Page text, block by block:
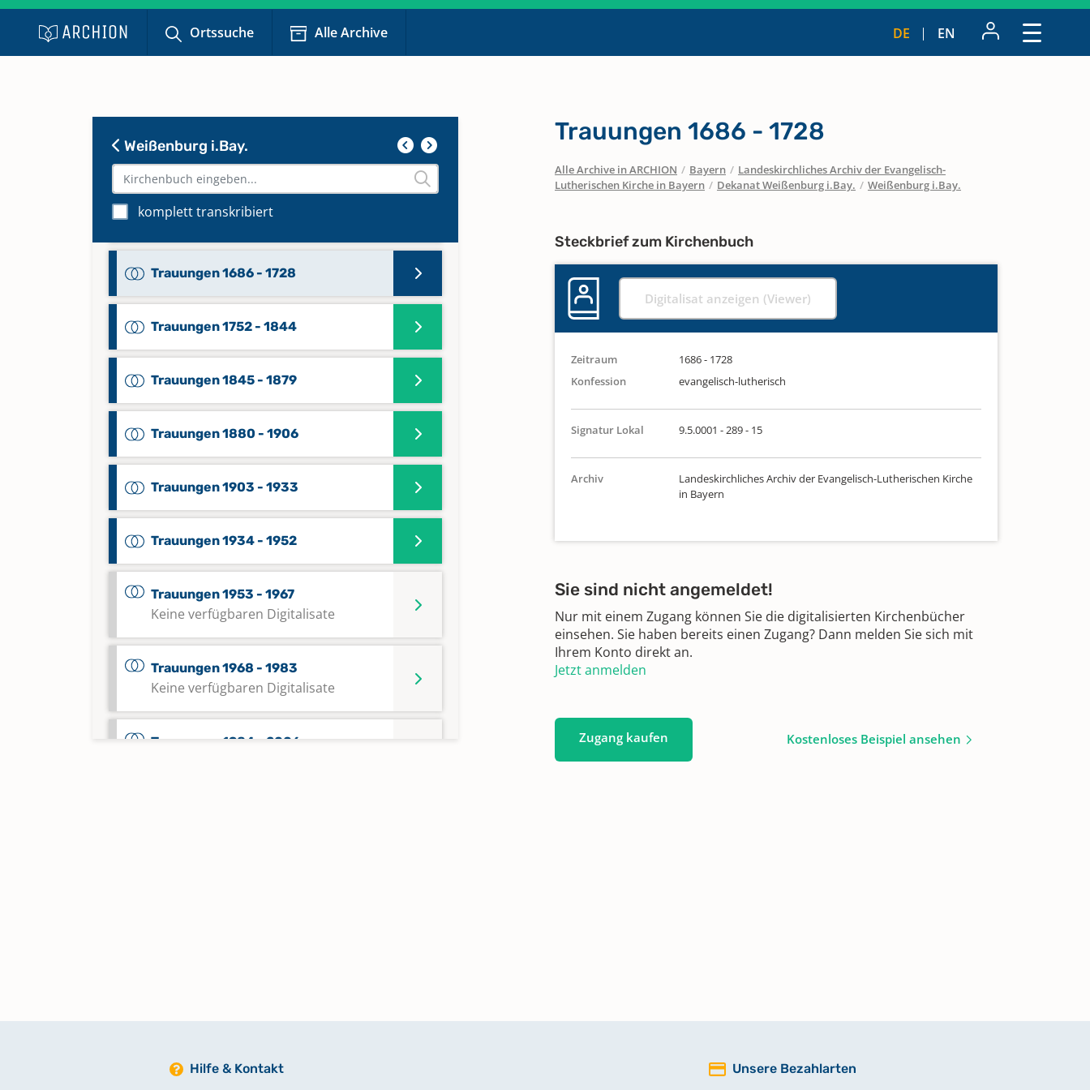
Ortssuche Alle Archive DE EN
Weißenburg i.Bay.
komplett transkribiert
Keine verfügbaren Digitalisate
Trauungen 1555 - 1619
Trauungen 1620 - 1685
Trauungen 1666 - 1751
Trauungen 1686 - 1728
Trauungen 1752 - 1844
Trauungen 1845 - 1879
Trauungen 1880 - 1906
Trauungen 1903 - 1933
Trauungen 1934 - 1952
Trauungen 1953 - 1967
Keine verfügbaren Digitalisate
Trauungen 1968 - 1983
Keine verfügbaren Digitalisate
Trauungen 1984 - 2006
Trauungen 1686 - 1728
Alle Archive in ARCHION / Bayern / Landeskirchliches Archiv der Evangelisch-
Lutherischen Kirche in Bayern / Dekanat Weißenburg i.Bay. / Weißenburg i.Bay.
Steckbrief zum Kirchenbuch
Digitalisat anzeigen (Viewer)
Zeitraum
1686 - 1728
Konfession
evangelisch-lutherisch
Signatur Lokal 9.5.0001 - 289 - 15
Archiv
Landeskirchliches Archiv der Evangelisch-Lutherischen Kirche
in Bayern
Sie sind nicht angemeldet!
Nur mit einem Zugang können Sie die digitalisierten Kirchenbücher
einsehen. Sie haben bereits einen Zugang? Dann melden Sie sich mit
Ihrem Konto direkt an.
Jetzt anmelden
Zugang kaufen Kostenloses Beispiel ansehen
Hilfe & Kontakt Unsere Bezahlarten